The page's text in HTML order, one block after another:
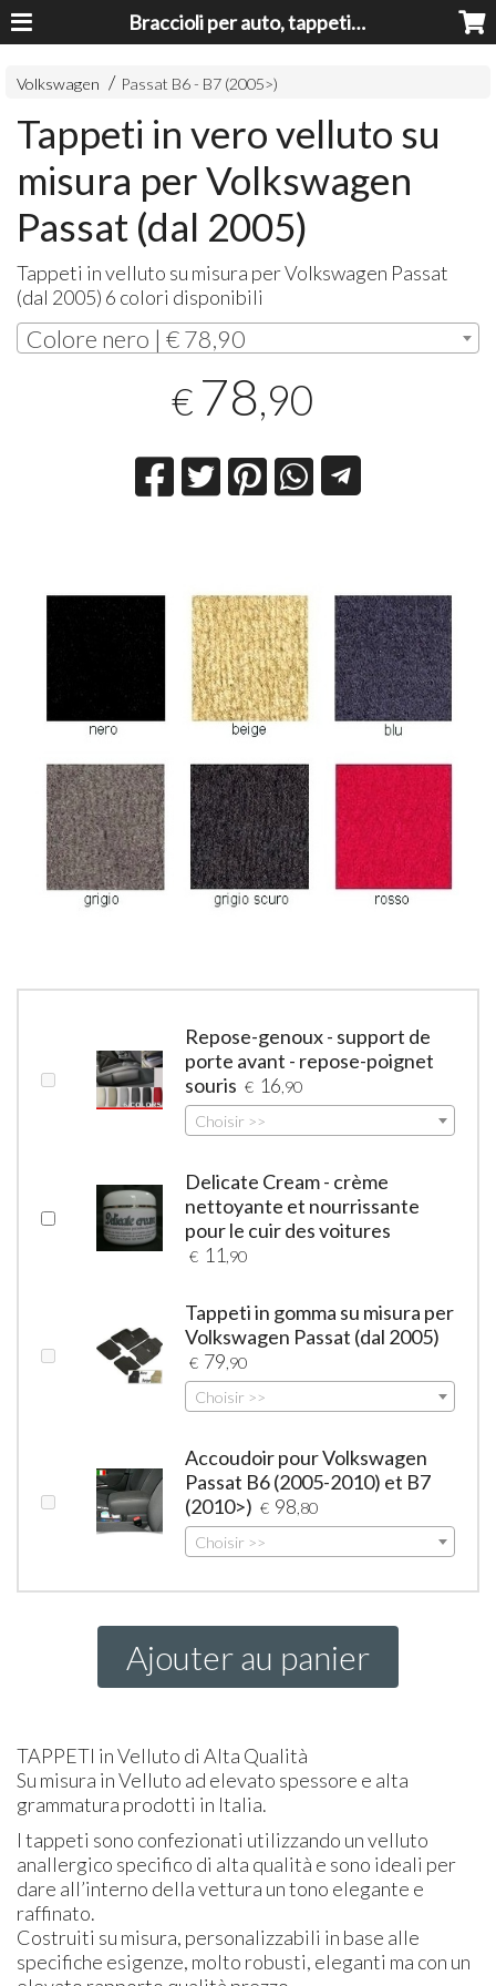
Braccioli per auto, tappeti auto, accessori auto MADE IN ITALY - Armrests, Mittelarmlehnen, Accoundoirs
Volkswagen Passat B6 - B7 (2005>)
Tappeti in vero velluto su
misura per Volkswagen
Passat (dal 2005)
Tappeti in velluto su misura per Volkswagen Passat
(dal 2005) 6 colori disponibili
Colore nero | € 78,90
€ 78,90
Repose-genoux - support de
porte avant - repose-poignet
souris € 16 ,90
Choisir >>
Delicate Cream - crème
nettoyante et nourrissante
pour le cuir des voitures
€ 11 ,90
Tappeti in gomma su misura per
Volkswagen Passat (dal 2005)
€ 79 ,90
Choisir >>
Accoudoir pour Volkswagen
Passat B6 (2005-2010) et B7
(2010>) € 98 ,80
Choisir >>
Ajouter au panier
TAPPETI in Velluto di Alta Qualità
Su misura in Velluto ad elevato spessore e alta
grammatura prodotti in Italia.
I tappeti sono confezionati utilizzando un velluto
anallergico specifico di alta qualità e sono ideali per
dare all’interno della vettura un tono elegante e
raffinato.
Costruiti su misura, personalizzabili in base alle
specifiche esigenze, molto robusti, eleganti ma con un